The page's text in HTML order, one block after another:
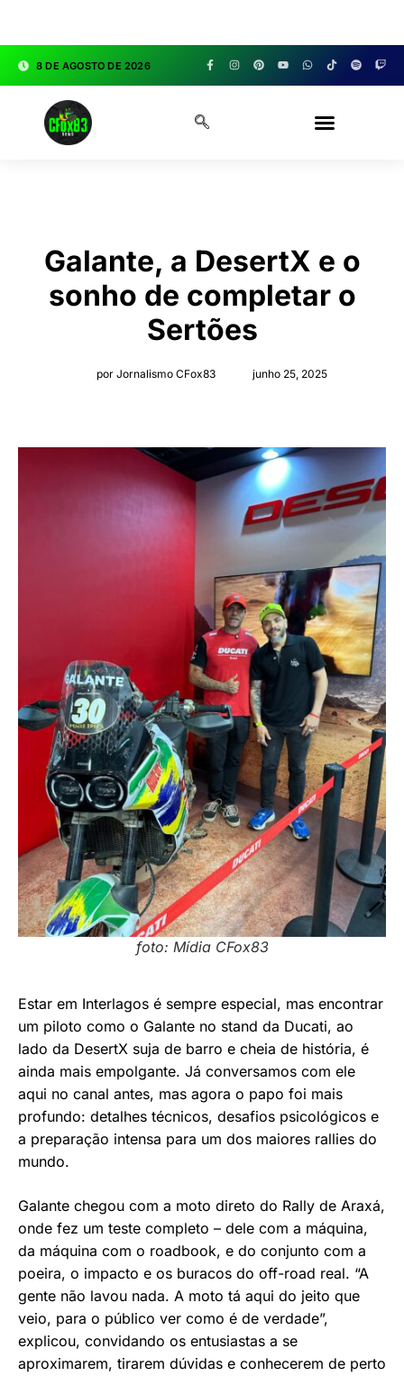
8 DE AGOSTO DE 2026
Galante, a DesertX e o
sonho de completar o
Sertões
por Jornalismo CFox83 junho 25, 2025
foto: Mídia CFox83
Estar em Interlagos é sempre especial, mas encontrar
um piloto como o Galante no stand da Ducati, ao
lado da DesertX suja de barro e cheia de história, é
ainda mais empolgante. Já conversamos com ele
aqui no canal antes, mas agora o papo foi mais
profundo: detalhes técnicos, desafios psicológicos e
a preparação intensa para um dos maiores rallies do
mundo.
Galante chegou com a moto direto do Rally de Araxá,
onde fez um teste completo – dele com a máquina,
da máquina com o roadbook, e do conjunto com a
poeira, o impacto e os buracos do off-road real. “A
gente não lavou nada. A moto tá aqui do jeito que
veio, para o público ver como é de verdade”,
explicou, convidando os entusiastas a se
aproximarem, tirarem dúvidas e conhecerem de perto